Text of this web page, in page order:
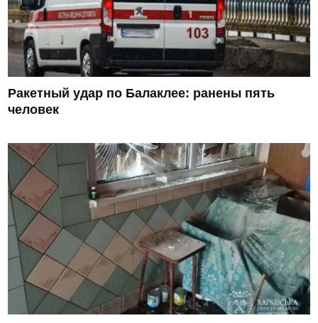
Ракетный удар по Балаклее: ранены пять
человек